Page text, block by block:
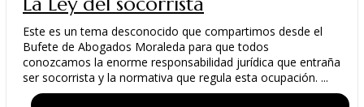
Este es un tema desconocido que compartimos desde el
Bufete de Abogados Moraleda para que todos
conozcamos la enorme responsabilidad jurídica que entraña
ser socorrista y la normativa que regula esta ocupación. ...